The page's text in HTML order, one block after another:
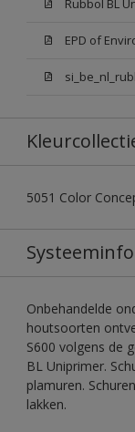
Rubbol BL
EPD of
5051 Color
Onbehandelde
houtsoorten
S600 volgens de
BL Uniprimer.
plamuren.
lakken.